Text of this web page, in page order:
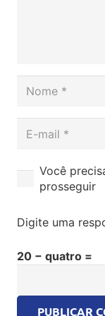
Você
prosseguir
Digite uma
20 − quatro =
PUBLICAR